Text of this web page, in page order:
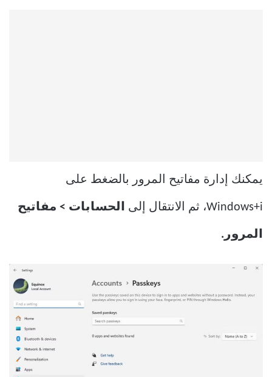
يمكنك إدارة مفاتيح المرور بالضغط على
Windows+i، ثم الانتقال إلى الحسابات > مفاتيح
المرور.